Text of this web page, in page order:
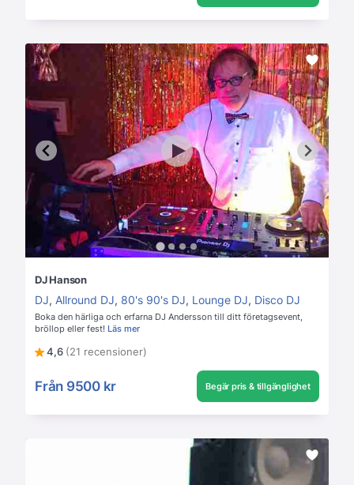
DJ Hanson
DJ, Allround DJ, 80's 90's DJ, Lounge DJ, Disco DJ
Boka den härliga och erfarna DJ Andersson till ditt företagsevent,
bröllop eller fest! Läs mer
4,6 (21 recensioner)
Från 9500 kr Begär pris & tillgänglighet